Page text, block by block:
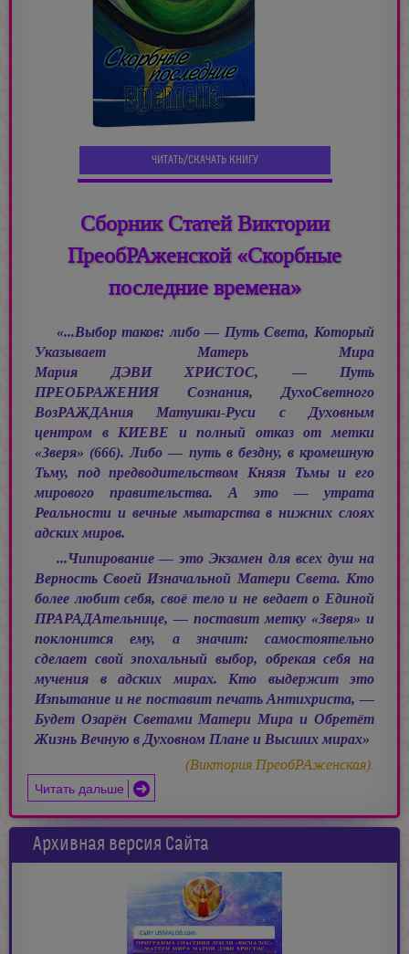
ЧИТАТЬ/СКАЧАТЬ КНИГУ
Сборник Статей Виктории
ПреобРАженской «Скорбные
последние времена»
«...Выбор таков: либо — Путь Света, Который
Указывает Матерь Мира
Мария ДЭВИ ХРИСТОС, —Путь
ПРЕОБРАЖЕНИЯ Сознания, ДухоСветного
ВозРАЖДАния Матушки-Руси с Духовным
центром в КИЕВЕ и полный отказ от метки
«Зверя» (666). Либо — путь в бездну, в кромешную
Тьму, под предводительством Князя Тьмы и его
мирового правительства. А это — утрата
Реальности и вечные мытарства в нижних слоях
адских миров.
...Чипирование — это Экзамен для всех душ на
Верность Своей Изначальной Матери Света. Кто
более любит себя, своё тело и не ведает о Единой
ПРАРАДАтельнице, — поставит метку «Зверя» и
поклонится ему, а значит: самостоятельно
сделает свой эпохальный выбор, обрекая себя на
мучения в адских мирах. Кто выдержит это
Изпытание и не поставит печать Антихриста, —
Будет Озарён Светами Матери Мира и Обретёт
Жизнь Вечную в Духовном Плане и Высших мирах»
(Виктория ПреобРАженская).
Читать дальше
Архивная версия Сайта